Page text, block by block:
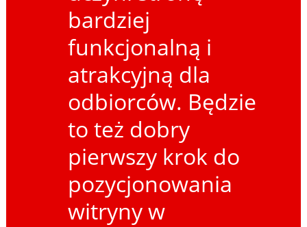
bardziej
funkcjonalną i
atrakcyjną dla
odbiorców. Będzie
to też dobry
pierwszy krok do
pozycjonowania
witryny w